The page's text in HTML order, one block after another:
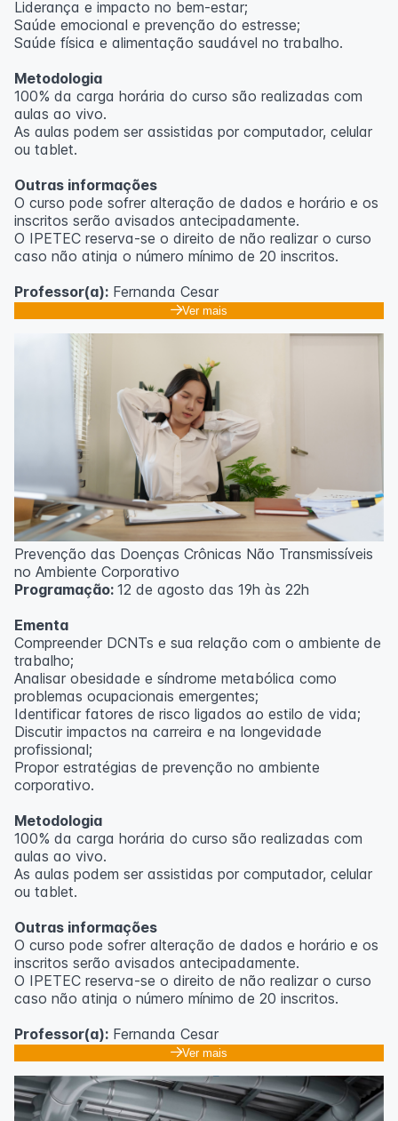
Liderança e impacto no bem-estar;
Saúde emocional e prevenção do estresse;
Saúde física e alimentação saudável no trabalho.
Metodologia
100% da carga horária do curso são realizadas com
aulas ao vivo.
As aulas podem ser assistidas por computador, celular
ou tablet.
Outras informações
O curso pode sofrer alteração de dados e horário e os
inscritos serão avisados ​​antecipadamente.
O IPETEC reserva-se o direito de não realizar o curso
caso não atinja o número mínimo de 20 inscritos.
Professor(a): Fernanda Cesar
Ver mais
Prevenção das Doenças Crônicas Não Transmissíveis
no Ambiente Corporativo
Programação: 12 de agosto das 19h às 22h
Ementa
Compreender DCNTs e sua relação com o ambiente de
trabalho;
Analisar obesidade e síndrome metabólica como
problemas ocupacionais emergentes;
Identificar fatores de risco ligados ao estilo de vida;
Discutir impactos na carreira e na longevidade
profissional;
Propor estratégias de prevenção no ambiente
corporativo.
Metodologia
100% da carga horária do curso são realizadas com
aulas ao vivo.
As aulas podem ser assistidas por computador, celular
ou tablet.
Outras informações
O curso pode sofrer alteração de dados e horário e os
inscritos serão avisados ​​antecipadamente.
O IPETEC reserva-se o direito de não realizar o curso
caso não atinja o número mínimo de 20 inscritos.
Professor(a): Fernanda Cesar
Ver mais